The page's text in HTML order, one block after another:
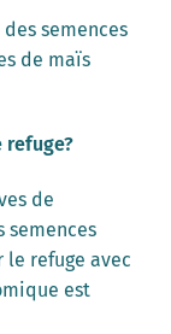
semences
de maïs
de
semences
refuge avec
est